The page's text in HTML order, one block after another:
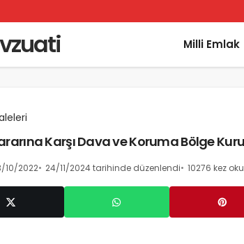
Milli Emlak
Karşı Dava ve Koruma Bölge
10/2022 24/11/2024 tarihinde düzenlendi 10276 kez